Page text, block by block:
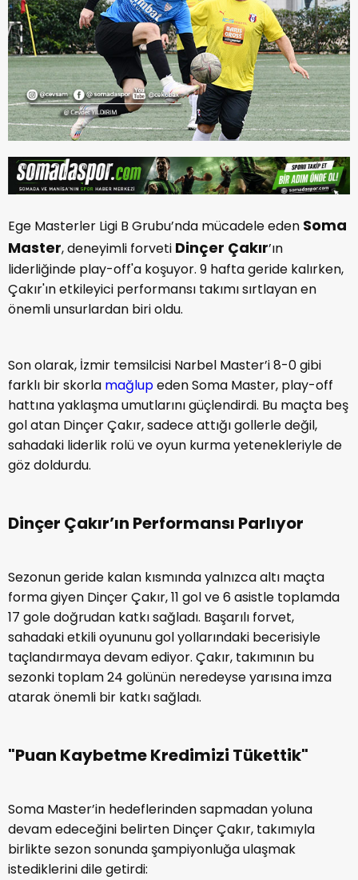
Ege Masterler Ligi B Grubu’nda mücadele eden Soma
Master, deneyimli forveti Dinçer Çakır’ın
liderliğinde play-off'a koşuyor. 9 hafta geride kalırken,
Çakır'ın etkileyici performansı takımı sırtlayan en
önemli unsurlardan biri oldu.
Son olarak, İzmir temsilcisi Narbel Master’i 8-0 gibi
farklı bir skorla mağlupeden Soma Master, play-off
hattına yaklaşma umutlarını güçlendirdi. Bu maçta beş
gol atan Dinçer Çakır, sadece attığı gollerle değil,
sahadaki liderlik rolü ve oyun kurma yetenekleriyle de
göz doldurdu.
Dinçer Çakır’ın Performansı Parlıyor
Sezonun geride kalan kısmında yalnızca altı maçta
forma giyen Dinçer Çakır, 11 gol ve 6 asistle toplamda
17 gole doğrudan katkı sağladı. Başarılı forvet,
sahadaki etkili oyununu gol yollarındaki becerisiyle
taçlandırmaya devam ediyor. Çakır, takımının bu
sezonki toplam 24 golünün neredeyse yarısına imza
atarak önemli bir katkı sağladı.
"Puan Kaybetme Kredimizi Tükettik"
Soma Master’in hedeflerinden sapmadan yoluna
devam edeceğini belirten Dinçer Çakır, takımıyla
birlikte sezon sonunda şampiyonluğa ulaşmak
istediklerini dile getirdi: